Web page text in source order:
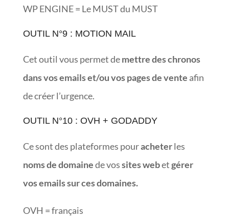
WP ENGINE = Le MUST du MUST
OUTIL N°9 : MOTION MAIL
Cet outil vous permet demettre des chronos
dans vos emails et/ou vos pages de vente afin
de créer l’urgence.
OUTIL N°10 : OVH + GODADDY
Ce sont des plateformes pouracheterles
noms de domainede vossites webetgérer
vos emails sur ces domaines.
OVH = français